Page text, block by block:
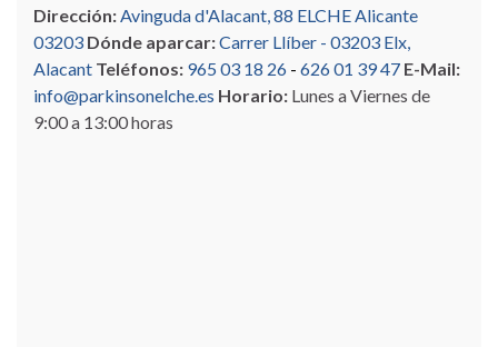
Dirección:Avinguda d'Alacant, 88 ELCHE Alicante
03203 Dónde aparcar:Carrer Llíber - 03203 Elx,
Alacant Teléfonos: 965 03 18 26 - 626 01 39 47 E-Mail:
info@parkinsonelche.es Horario: Lunes a Viernes de
9:00 a 13:00 horas